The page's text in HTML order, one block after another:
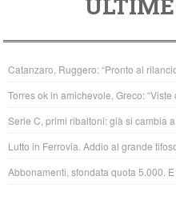
e
b
o
o
k
er
at
s
A
p
p
Catanzaro, Ruggero: “Pronto al
Torres ok in amichevole, Greco: “Viste
Serie C, primi ribaltoni: già si cambia
Lutto in Ferrovia. Addio al grande
Abbonamenti, sfondata quota 5.000.